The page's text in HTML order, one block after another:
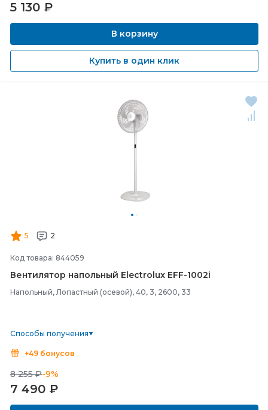
5 130 ₽
В корзину
Купить в один клик
5 2
Код товара: 844059
Вентилятор напольный Electrolux EFF-1002i
Напольный, Лопастный (осевой), 40, 3, 2600, 33
Способы получения
+49 бонусов
8 255 ₽-9%
7 490 ₽